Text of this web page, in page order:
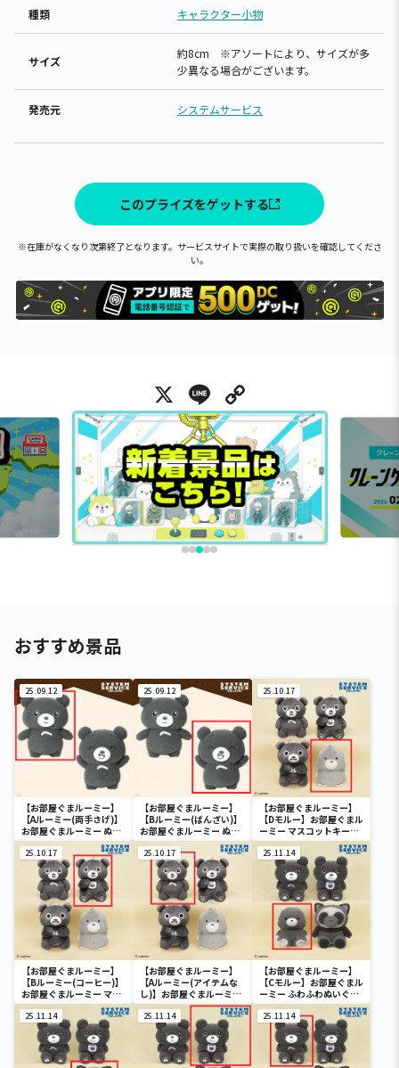
種類 キャラクター小物
サイズ
約8cm ※アソートにより、サイズが多
少異なる場合がございます。
発売元 システムサービス
このプライズをゲットする
※在庫がなくなり次第終了となります。サービスサイトで実際の取り扱いを確認してくださ
い。
X Line
おすすめ景品
25.09.12
【お部屋ぐまルーミー】
【Aルーミー(両手さげ)】
お部屋ぐまルーミー ぬい
ぐるみBIG
25.09.12
【お部屋ぐまルーミー】
【Bルーミー(ばんざい)】
お部屋ぐまルーミー ぬい
ぐるみBIG
25.10.17
【お部屋ぐまルーミー】
【Dモルー】お部屋ぐまル
ーミー マスコットキーチ
ェーン
25.10.17
【お部屋ぐまルーミー】
【Bルーミー(コーヒー)】
お部屋ぐまルーミー マス
コットキーチェーン
25.10.17
【お部屋ぐまルーミー】
【Aルーミー(アイテムな
し)】お部屋ぐまルーミー
マスコットキーチェーン
25.11.14
【お部屋ぐまルーミー】
【Cモルー】お部屋ぐまル
ーミー ふわふわぬいぐる
み
25.11.14 25.11.14 25.11.14